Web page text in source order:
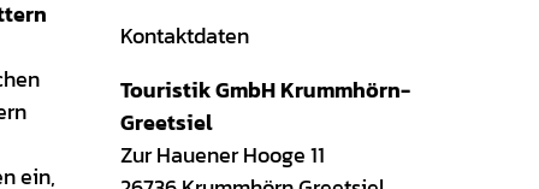
ein,
Kontaktdaten
Touristik GmbH Krummhörn-
Greetsiel
Zur Hauener Hooge 11